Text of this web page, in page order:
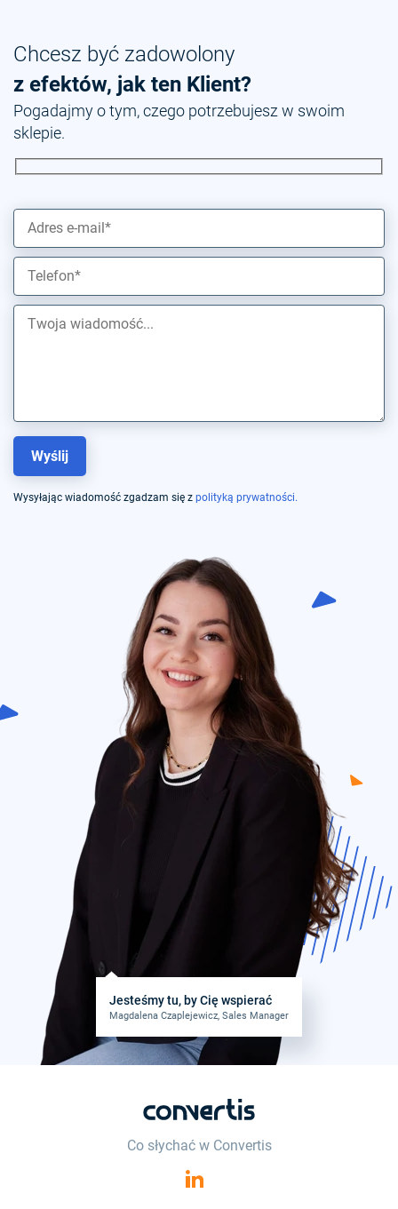
Chcesz być zadowolony
z efektów, jak ten Klient?
Pogadajmy o tym, czego potrzebujesz w swoim
sklepie.
Wysyłając wiadomość zgadzam się z polityką prywatności.
Jesteśmy tu, by Cię wspierać
Magdalena Czaplejewicz, Sales Manager
Co słychać w Convertis